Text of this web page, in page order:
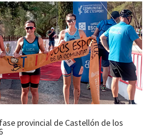
provincial de Castellón de los